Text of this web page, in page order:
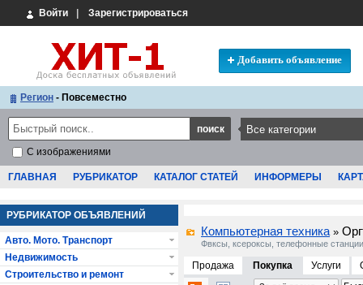
Войти Зарегистрироваться
Добавить объявление
Регион - Повсеместно
С изображениями
ГЛАВНАЯ РУБРИКАТОР КАТАЛОГ СТАТЕЙ ИНФОРМЕРЫ
Компьютерная техника »
Фвксы, ксероксы, телефонные
Продажа Покупка Услуги
РУБРИКАТОР ОБЪЯВЛЕНИЙ
Авто. Мото. Транспорт
Недвижимость
Строительство и ремонт